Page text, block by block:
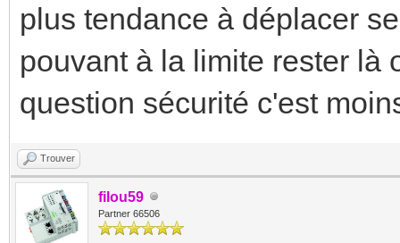
plus tendance à déplacer
pouvant à la limite rester là
question sécurité c'est
Trouver
filou59
Partner 66506